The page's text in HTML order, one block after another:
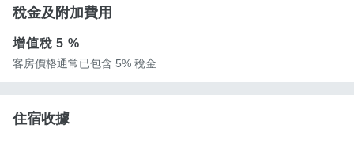
稅金及附加費用
增值稅5 %
客房價格通常已包含 5% 稅金
住宿收據